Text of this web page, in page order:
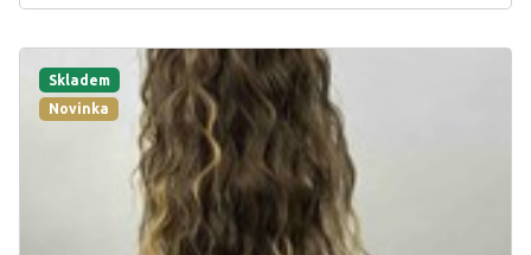
Skladem
Novinka